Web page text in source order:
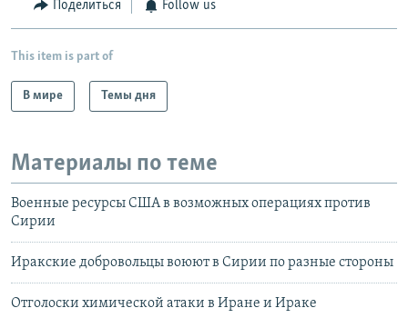
Поделиться Follow us
This item is part of
В мире Темы дня
Материалы по теме
Военные ресурсы США в возможных операциях против
Сирии
Иракские добровольцы воюют в Сирии по разные стороны
Отголоски химической атаки в Иране и Ираке